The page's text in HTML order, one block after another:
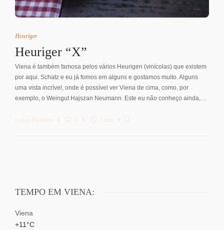
Heuriger
Heuriger “X”
Viena é também famosa pelos vários Heurigen (vinícolas) que existem
por aqui. Schatz e eu já fomos em alguns e gostamos muito. Alguns
uma vista incrível, onde é possível ver Viena de cima, como, por
exemplo, o Weingut Hajszan Neumann. Este eu não conheço ainda,…
Letícia Diethelm 1 min
TEMPO EM VIENA:
Viena
+11°C